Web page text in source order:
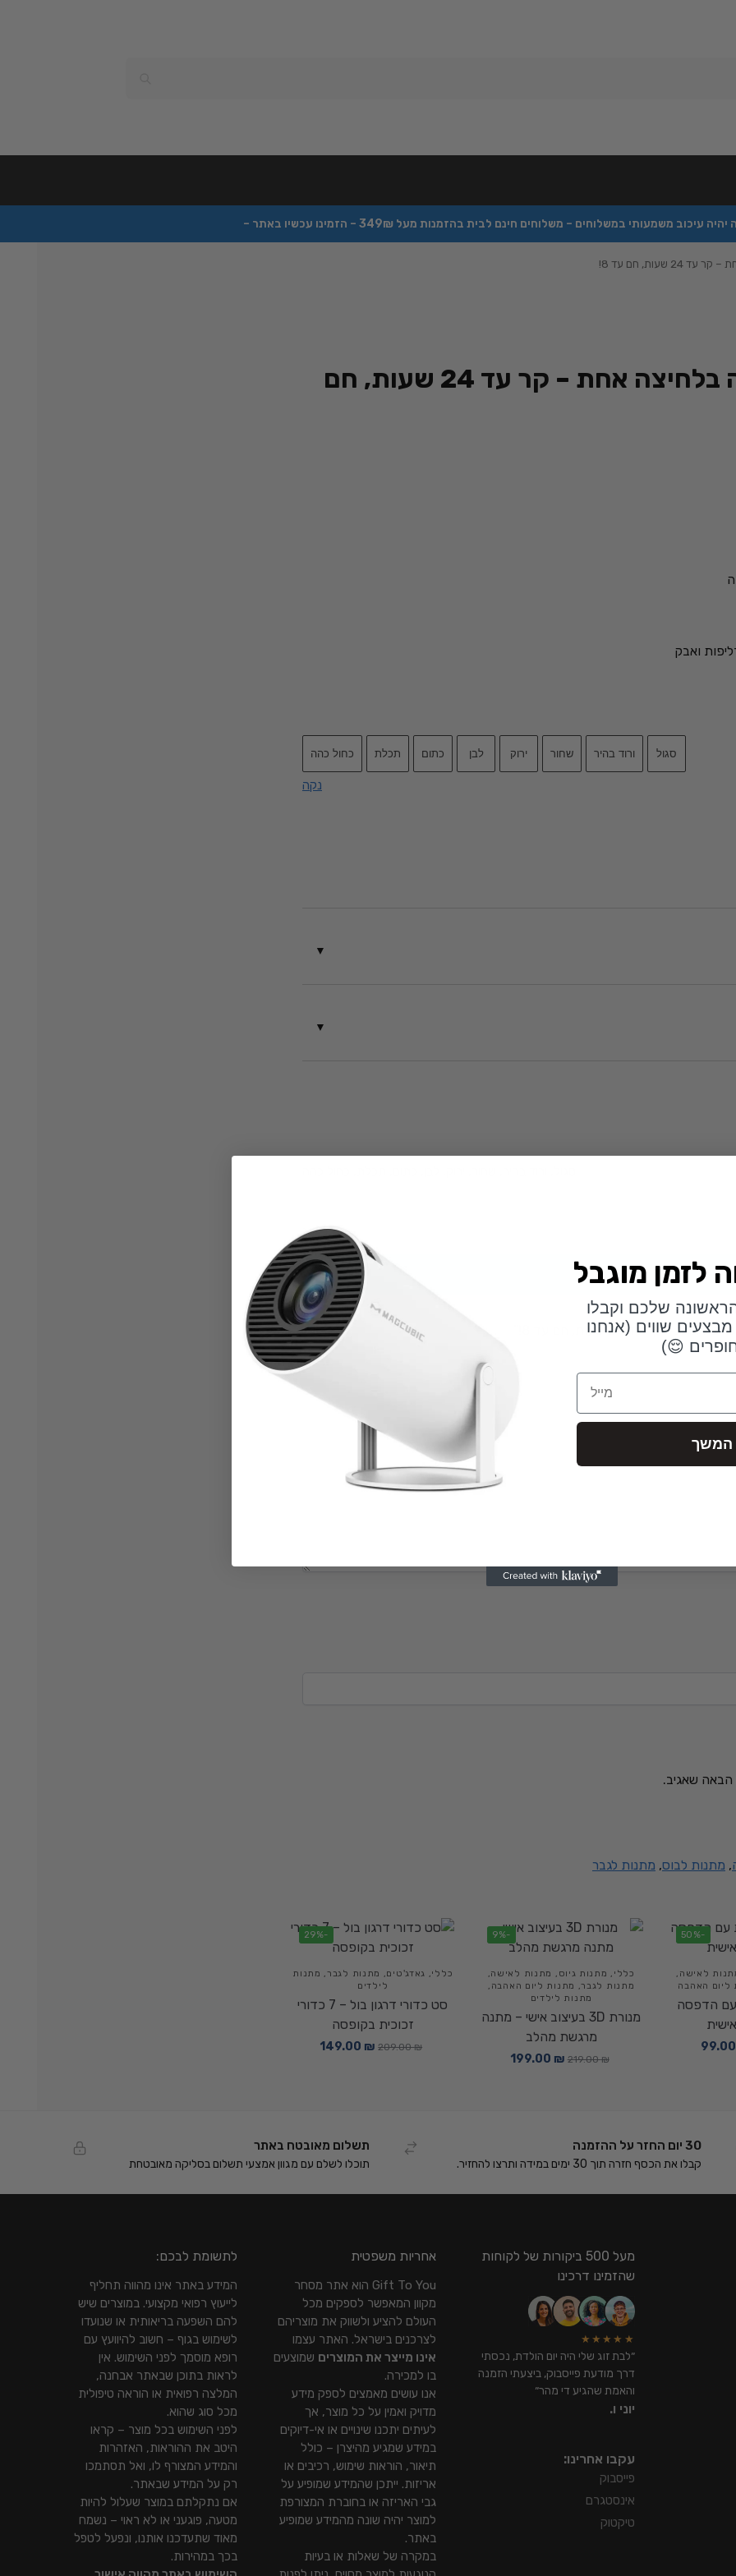
משמעותי במשלוחים – משלוחים חינם לבית בהזמנות מעל 349₪ – הזמינו עכשיו באתר –
חם עד 8!
בקבוק מים תרמי עם פתיחה בלחיצה אחת – קר עד 24 שעות, חם
ואבק
סגול ורוד בהיר שחור ירוק לבן כתום תכלת כחול כהה
נקה
עד 24 שעות, חם עד 8!”
שאגיב.
, מתנות לבוס, מתנות לגבר
-50%
לאישה ,
ליום האהבה
הדפסה
99.00
-9%
כללי , מתנות גיוס , מתנות לאישה,
מתנות לגבר, מתנות ליום האהבה ,
מתנות לילדים
מנורת 3D בעיצוב אישי – מתנה
מרגשת מהלב
219.00₪
199.00 ₪
-29%
כללי, גאדג'טים, מתנות לגבר, מתנות
לילדים
סט כדורי דרגון בול – 7 כדורי
זכוכית בקופסה
209.00₪
149.00 ₪
30 יום החזר על ההזמנה
קבלו את הכסף חזרה תוך 30 ימים במידה ותרצו להחזיר.
תשלום מאובטח באתר
תוכלו לשלם עם מגוון אמצעי תשלום בסליקה מאובטחת
מעל 500 ביקורות של לקוחות
שהזמינו דרכינו
★★★★★
״לבת זוג שלי היה יום הולדת, נכסתי
דרך מודעת פייסבוק, ביצעתי הזמנה
והאמת שהגיע די מהר״
יוני ו.
עקבו אחרינו:
פייסבוק
אינסטגרם
טיקטוק
אחריות משפטית
Gift To You הוא אתר מסחר
מקוון המאפשר לספקים מכל
העולם להציע ולשווק את מוצריהם
לצרכנים בישראל. האתר עצמו
אינו מייצר את המוצרים שמוצעים
בו למכירה.
אנו עושים מאמצים לספק מידע
מדויק ואמין על כל מוצר, אך
לעיתים יתכנו שינויים או אי-דיוקים
במידע שמגיע מהיצרן – כולל
תיאור, הוראות שימוש, רכיבים או
אריזות. ייתכן שהמידע שמופיע על
גבי האריזה או בחוברת המצורפת
למוצר יהיה שונה מהמידע שמופיע
באתר.
במקרה של שאלות או בעיות
לתשומת לבכם:
המידע באתר אינו מהווה תחליף
לייעוץ רפואי מקצועי. במוצרים שיש
להם השפעה בריאותית או שנועדו
לשימוש בגוף – חשוב להיוועץ עם
רופא מוסמך לפני השימוש. אין
לראות בתוכן שבאתר אבחנה,
המלצה רפואית או הוראה טיפולית
מכל סוג שהוא.
לפני השימוש בכל מוצר – קראו
היטב את ההוראות, האזהרות
והמידע המצורף לו, ואל תסתמכו
רק על המידע שבאתר.
אם נתקלתם במוצר שעלול להיות
מטעה, פוגעני או לא ראוי – נשמח
מאוד שתעדכנו אותנו, ונפעל לטפל
בכך במהירות.
שלכם וקבלו
שווים (אנחנו
😌)
Email
המשך